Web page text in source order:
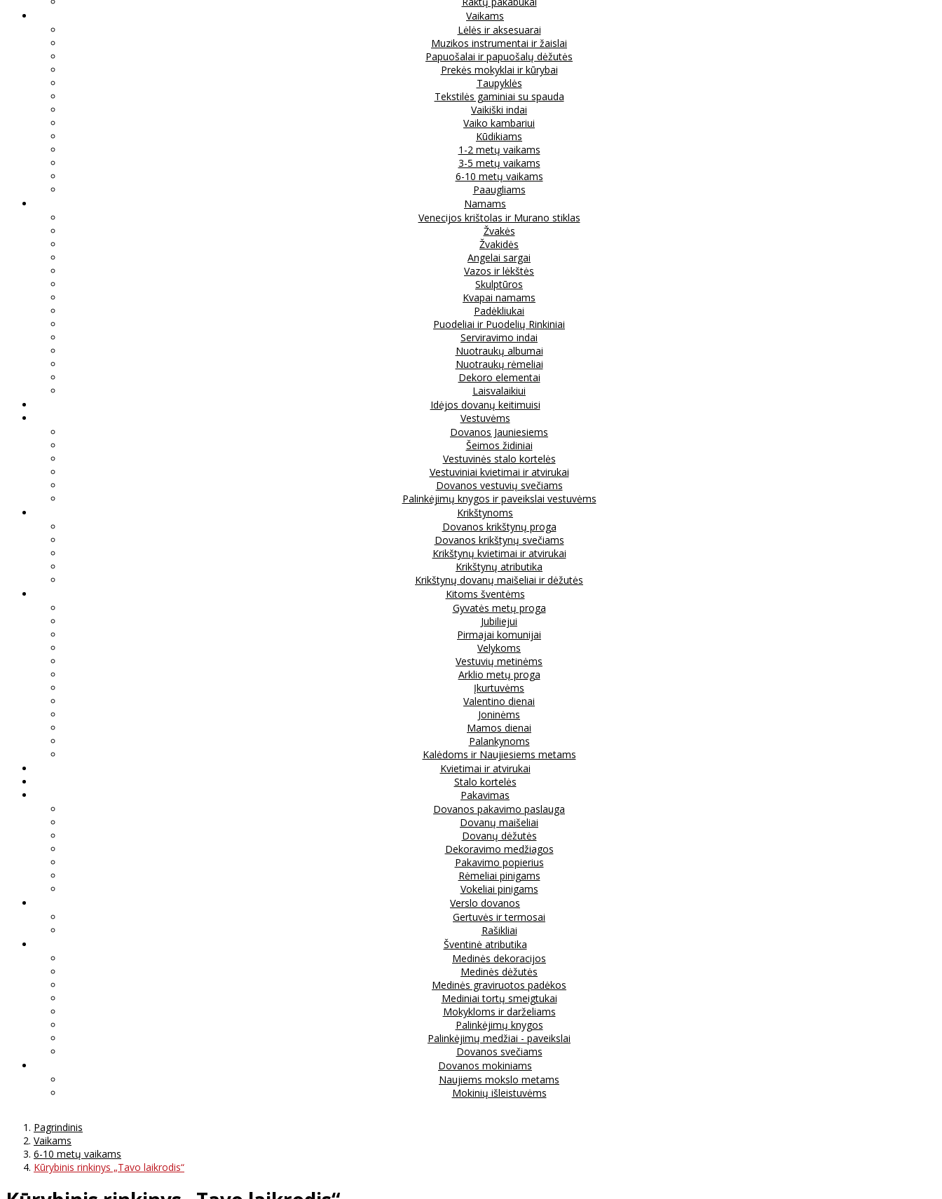
Vaikams
Lėlės ir aksesuarai
Muzikos instrumentai ir žaislai
Papuošalai ir papuošalų dėžutės
Prekės mokyklai ir kūrybai
Taupyklės
Tekstilės gaminiai su spauda
Vaikiški indai
Vaiko kambariui
Kūdikiams
1-2 metų vaikams
3-5 metų vaikams
6-10 metų vaikams
Paaugliams
Namams
Venecijos krištolas ir Murano stiklas
Žvakės
Žvakidės
Angelai sargai
Vazos ir lėkštės
Skulptūros
Kvapai namams
Padėkliukai
Puodeliai ir Puodelių Rinkiniai
Serviravimo indai
Nuotraukų albumai
Nuotraukų rėmeliai
Dekoro elementai
Laisvalaikiui
Idėjos dovanų keitimuisi
Vestuvėms
Dovanos Jauniesiems
Šeimos židiniai
Vestuvinės stalo kortelės
Vestuviniai kvietimai ir atvirukai
Dovanos vestuvių svečiams
Palinkėjimų knygos ir paveikslai vestuvėms
Krikštynoms
Dovanos krikštynų proga
Dovanos krikštynų svečiams
Krikštynų kvietimai ir atvirukai
Krikštynų atributika
Krikštynų dovanų maišeliai ir dėžutės
Kitoms šventėms
Gyvatės metų proga
Jubiliejui
Pirmajai komunijai
Velykoms
Vestuvių metinėms
Arklio metų proga
Įkurtuvėms
Valentino dienai
Joninėms
Mamos dienai
Palankynoms
Kalėdoms ir Naujiesiems metams
Kvietimai ir atvirukai
Stalo kortelės
Pakavimas
Dovanos pakavimo paslauga
Dovanų maišeliai
Dovanų dėžutės
Dekoravimo medžiagos
Pakavimo popierius
Rėmeliai pinigams
Vokeliai pinigams
Verslo dovanos
Gertuvės ir termosai
Rašikliai
Šventinė atributika
Medinės dekoracijos
Medinės dėžutės
Medinės graviruotos padėkos
Mediniai tortų smeigtukai
Mokykloms ir darželiams
Palinkėjimų knygos
Palinkėjimų medžiai - paveikslai
Dovanos svečiams
Dovanos mokiniams
Naujiems mokslo metams
Mokinių išleistuvėms
Pagrindinis
Vaikams
6-10 metų vaikams
Kūrybinis rinkinys „Tavo laikrodis“